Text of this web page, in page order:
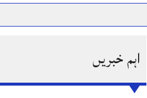
پر قربان
اہم خبریں